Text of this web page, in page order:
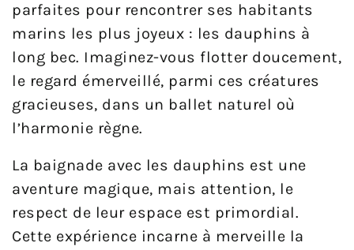
parfaites pour rencontrer ses habitants
marins les plus joyeux : les dauphins à
long bec. Imaginez-vous flotter doucement,
le regard émerveillé, parmi ces créatures
gracieuses, dans un ballet naturel où
l’harmonie règne.
La baignade avec les dauphins est une
aventure magique, mais attention, le
respect de leur espace est primordial.
Cette expérience incarne à merveille la